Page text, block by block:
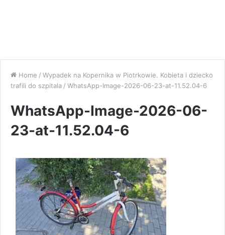
Home / Wypadek na Kopernika w Piotrkowie. Kobieta i dziecko
trafili do szpitala / WhatsApp-Image-2026-06-23-at-11.52.04-6
WhatsApp-Image-2026-06-
23-at-11.52.04-6